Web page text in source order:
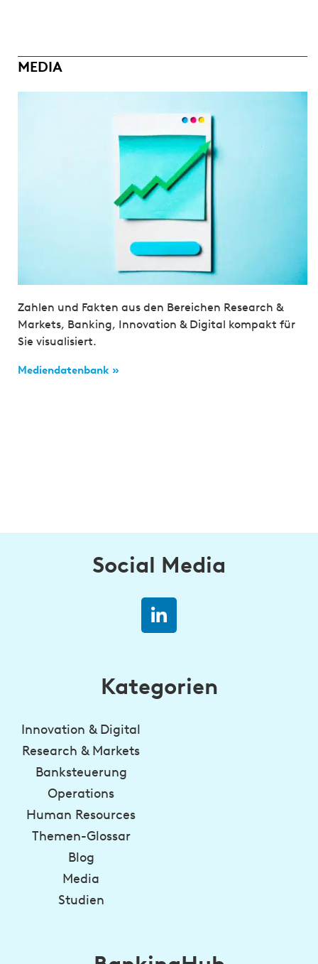
MEDIA
Zahlen und Fakten aus den Bereichen Research &
Markets, Banking, Innovation & Digital kompakt für
Sie visualisiert.
Mediendatenbank »
Social Media
Kategorien
Innovation & Digital
Research & Markets
Banksteuerung
Operations
Human Resources
Themen-Glossar
Blog
Media
Studien